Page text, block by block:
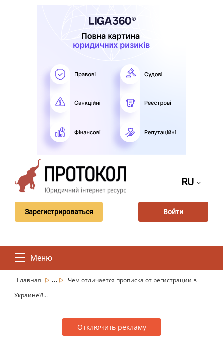
RU
Зарегистрироваться Войти
Меню
Главная ...
Чем отличается прописка от регистрации в
Украине?!...
Отключить рекламу